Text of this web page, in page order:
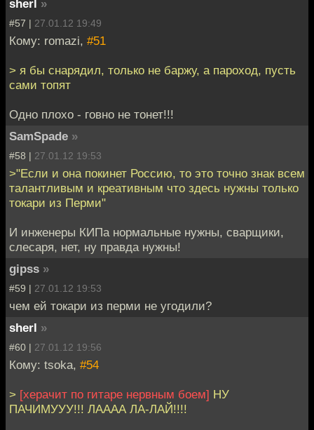
sherl »
#57 | 27.01.12 19:49
Кому: romazi, #51
> я бы снарядил, только не баржу, а пароход, пусть
сами топят
Одно плохо - говно не тонет!!!
SamSpade »
#58 | 27.01.12 19:53
>"Если и она покинет Россию, то это точно знак всем
талантливым и креативным что здесь нужны только
токари из Перми"
И инженеры КИПа нормальные нужны, сварщики,
слесаря, нет, ну правда нужны!
gipss »
#59 | 27.01.12 19:53
чем ей токари из перми не угодили?
sherl »
#60 | 27.01.12 19:56
Кому: tsoka, #54
> [херачит по гитаре нервным боем] НУ
ПАЧИМУУУ!!! ЛАААА ЛА-ЛАЙ!!!!